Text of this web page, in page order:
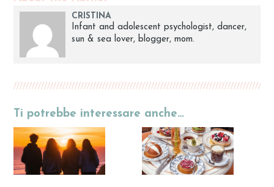
CRISTINA
Infant and adolescent psychologist, dancer,
sun & sea lover, blogger, mom.
Ti potrebbe interessare anche…